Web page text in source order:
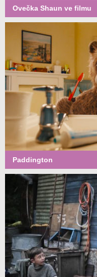
Ovečka Shaun ve filmu
Paddington